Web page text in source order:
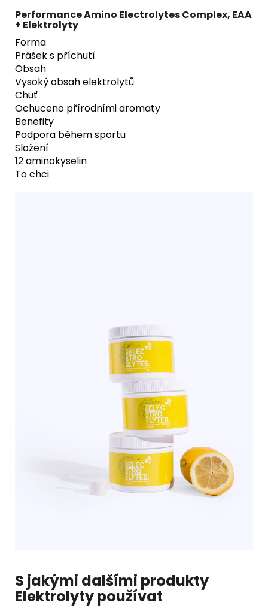
Performance Amino Electrolytes Complex, EAA
+ Elektrolyty
Forma
Prášek s příchutí
Obsah
Vysoký obsah elektrolytů
Chuť
Ochuceno přírodními aromaty
Benefity
Podpora během sportu
Složení
12 aminokyselin
To chci
S jakými dalšími produkty
Elektrolyty používat